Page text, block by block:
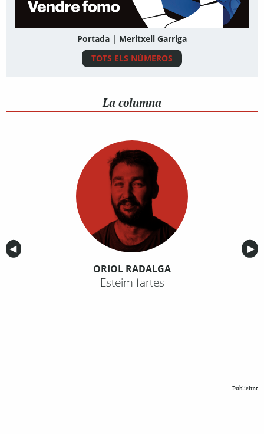
Portada | Meritxell Garriga
TOTS ELS NÚMEROS
La columna
Anterior
◀︎ ▶︎
ORIOL RADALGA
Esteim fartes
Publicitat